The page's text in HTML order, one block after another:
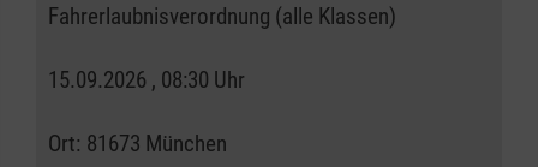
Fahrerlaubnisverordnung (alle Klassen)
15.09.2026 , 08:30 Uhr
Ort: 81673 München